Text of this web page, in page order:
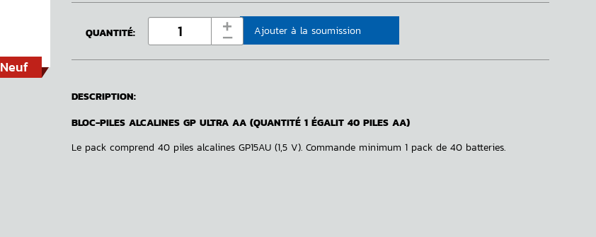
QUANTITÉ: +
‒ Ajouter à la soumission
DESCRIPTION:
BLOC-PILES ALCALINES GP ULTRA AA (QUANTITÉ 1 ÉGALIT 40 PILES AA)
Le pack comprend 40 piles alcalines GP15AU (1,5 V). Commande minimum 1 pack de 40 batteries.
Neuf